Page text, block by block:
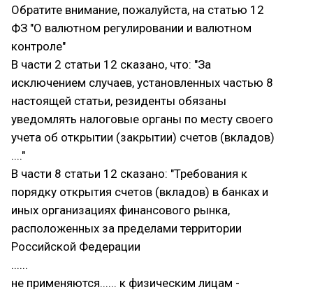
Обратите внимание, пожалуйста, на статью 12
ФЗ "О валютном регулировании и валютном
контроле"
В части 2 статьи 12 сказано, что: "За
исключением случаев, установленных частью 8
настоящей статьи, резиденты обязаны
уведомлять налоговые органы по месту своего
учета об открытии (закрытии) счетов (вкладов)
...."
В части 8 статьи 12 сказано: "Требования к
порядку открытия счетов (вкладов) в банках и
иных организациях финансового рынка,
расположенных за пределами территории
Российской Федерации
......
не применяются...... к физическим лицам -